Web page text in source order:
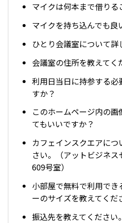
マイクは何本まで借りる
マイクを持ち込んでも良
ひとり会議室について詳
会議室の住所を教えてく
利用日当日に持参する必
すか？
このホームページ内の
てもいいですか？
カフェインスクエアに
さい。（アットビジネ
609号室）
小部屋で無料で利用でき
ーのサイズを教えてくだ
振込先を教えてください。